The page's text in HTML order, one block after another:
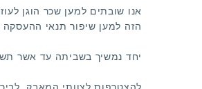
הזה למען שיפור תנאי ההעסקה
יחד נמשיך בשביתה עד אשר